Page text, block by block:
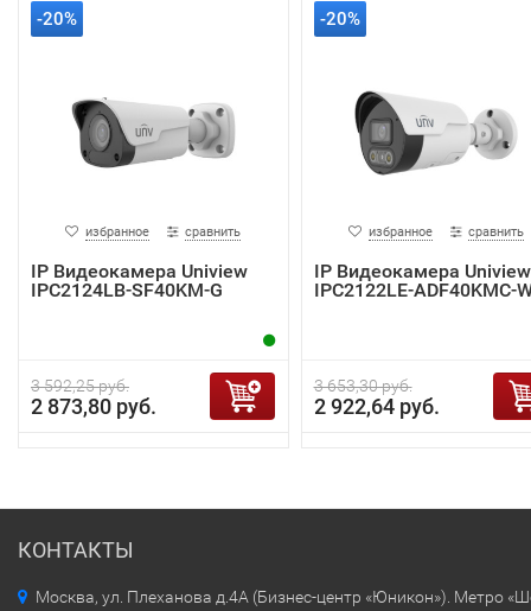
-20%
избранное сравнить
IP Видеокамера Uniview
IPC2124LB-SF40KM-G
3 592,25 руб.
2 873,80 руб.
-20%
избранное сравнить
IP Видеокамера Uniview
IPC2122LE-ADF40KMC-
3 653,30 руб.
2 922,64 руб.
КОНТАКТЫ
Москва, ул. Плеханова д.4А (Бизнес-центр «Юникон»). Метро